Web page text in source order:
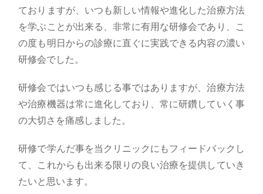
ておりますが、いつも新しい情報や進化した治療方法
を学ぶことが出来る、非常に有用な研修会であり、こ
の度も明日からの診療に直ぐに実践できる内容の濃い
研修会でした。
研修会ではいつも感じる事ではありますが、治療方法
や治療機器は常に進化しており、常に研鑽していく事
の大切さを痛感しました。
研修で学んだ事を当クリニックにもフィードバックし
て、これからも出来る限りの良い治療を提供していき
たいと思います。